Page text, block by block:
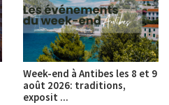
Week-end à Antibes les 8 et 9
août 2026: traditions,
exposit ...